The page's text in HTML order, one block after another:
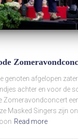
genoten afgelopen
achter en voor de
Zomeravondconcert
Masked Singers zijn
Read more